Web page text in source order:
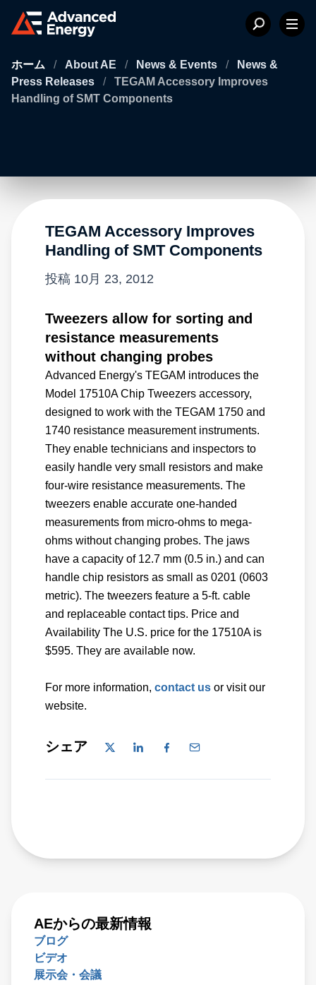
ホーム / About AE / News & Events /
News &
Press Releases
/
TEGAM Accessory Improves
Handling of SMT Components
TEGAM Accessory Improves
Handling of SMT Components
投稿 10月 23, 2012
Tweezers allow for sorting and
resistance measurements
without changing probes
Advanced Energy's TEGAM introduces the
Model 17510A Chip Tweezers accessory,
designed to work with the TEGAM 1750 and
1740 resistance measurement instruments.
They enable technicians and inspectors to
easily handle very small resistors and make
four-wire resistance measurements. The
tweezers enable accurate one-handed
measurements from micro-ohms to mega-
ohms without changing probes. The jaws
have a capacity of 12.7 mm (0.5 in.) and can
handle chip resistors as small as 0201 (0603
metric). The tweezers feature a 5-ft. cable
and replaceable contact tips. Price and
Availability The U.S. price for the 17510A is
$595. They are available now.
For more information, contact us or visit our
website.
シェア
AEからの最新情報
ブログ
ビデオ
展示会・会議